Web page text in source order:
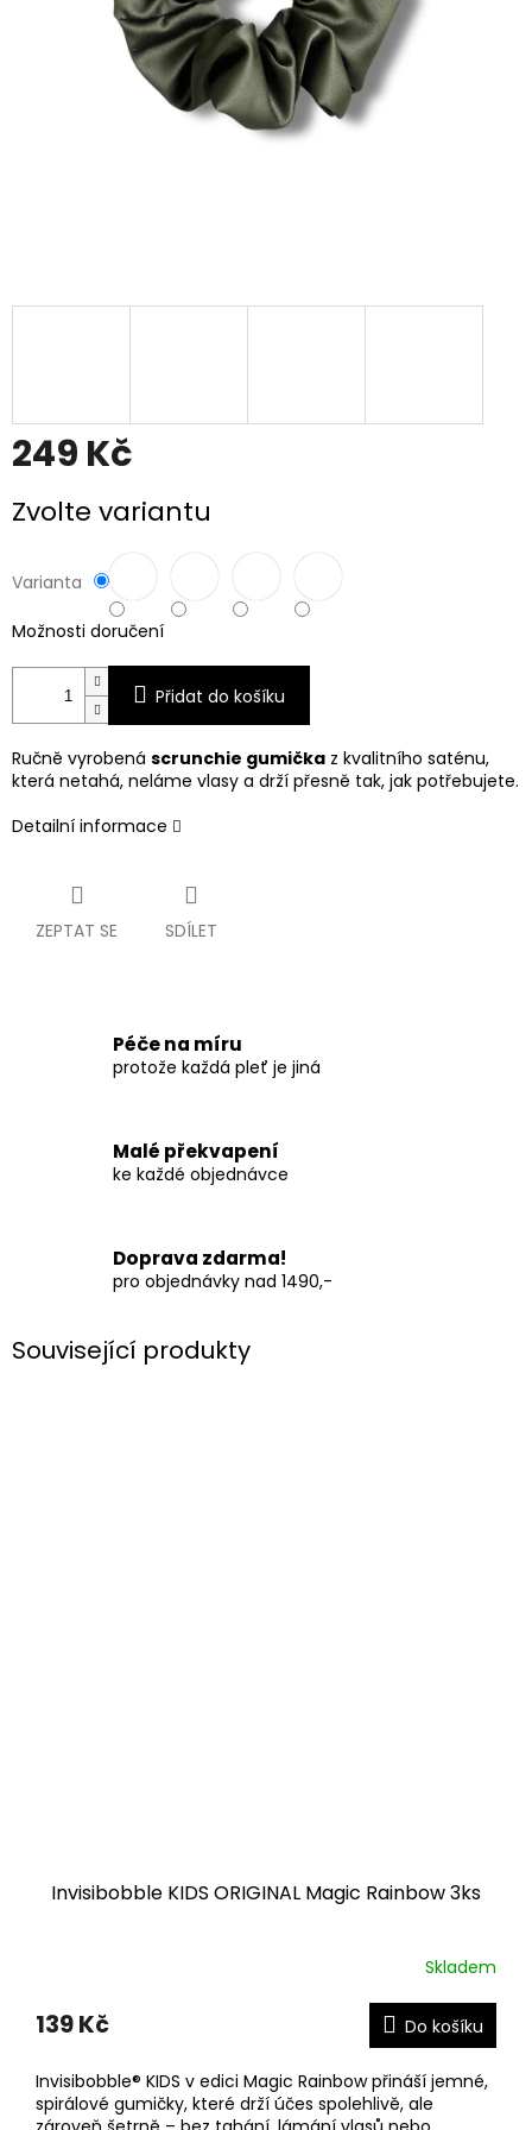
249 Kč
cena:
Zvolte variantu
Varianta
Možnosti doručení
Přidat do košíku
Ručně vyrobená scrunchie gumička z kvalitního saténu,
která netahá, neláme vlasy a drží přesně tak, jak potřebujete.
Detailní informace
ZEPTAT SE SDÍLET
Péče na míru
protože každá pleť je jiná
Malé překvapení
ke každé objednávce
Doprava zdarma!
pro objednávky nad 1490,-
Související produkty
Invisibobble KIDS ORIGINAL Magic Rainbow 3ks
Skladem
139 Kč Do košíku
Invisibobble® KIDS v edici Magic Rainbow přináší jemné,
spirálové gumičky, které drží účes spolehlivě, ale